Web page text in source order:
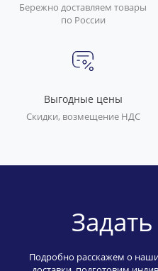
Бережно доставляем товары
по России
Выгодные цены
Скидки, возмещение НДС
Подробно расскажем о